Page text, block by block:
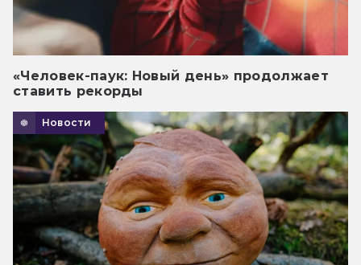
«Человек-паук: Новый день» продолжает
ставить рекорды
Новости